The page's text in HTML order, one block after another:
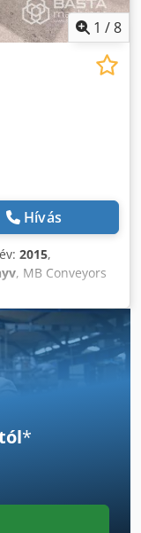
1 /8
Hívás
2015,
, MB Conveyors
= 205 cm
Magasság = 110
*